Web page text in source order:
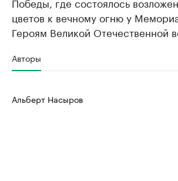
цветов к вечному огню у
Героям Великой Отечественной
Авторы
Альберт Насыров